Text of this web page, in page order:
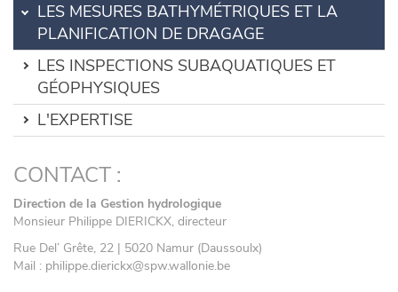
LES MESURES BATHYMÉTRIQUES ET LA
PLANIFICATION DE DRAGAGE
LES INSPECTIONS SUBAQUATIQUES ET
GÉOPHYSIQUES
L'EXPERTISE
CONTACT :
Direction de la Gestion hydrologique
Monsieur Philippe DIERICKX, directeur
Rue Del’ Grête, 22 | 5020 Namur (Daussoulx)
Mail : philippe.dierickx@spw.wallonie.be